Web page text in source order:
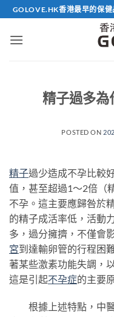
Skip
to
content
GOLOVE.HK香港最早的保
精子過多為
POSTED ON
精子過少造成不孕比較
值，甚至超過1～2倍（
不孕。這主要應歸咎於
的精子成活率低，活動
多，過分擁擠，不僅會
宮到達輸卵管的行程困
著某些激素功能失調，
這是引起不孕症的主要
根據上述特點，中醫